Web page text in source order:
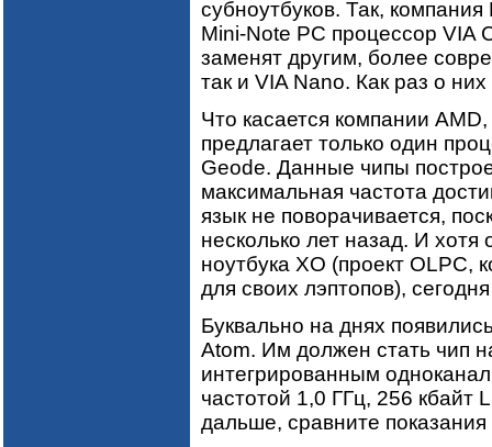
субноутбуков. Так,
Mini-Note PC процессор VIA
заменят другим, более
так и VIA Nano. Как раз о
Что касается компании
предлагает только один
Geode. Данные чипы
максимальная частота
язык не поворачивается,
несколько лет назад. И
ноутбука XO (проект
для своих лэптопов),
Буквально на днях
Atom. Им должен стать чип
интегрированным
частотой 1,0 ГГц, 256 кбайт
дальше, сравните